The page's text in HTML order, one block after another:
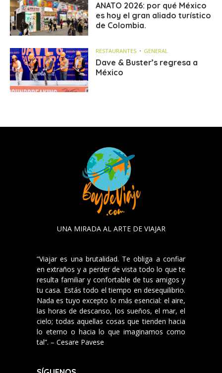
ANATO 2026: por qué México
es hoy el gran aliado turístico
de Colombia.
RESTAURANTES GENERAL
Dave & Buster’s regresa a
México
UNA MIRADA AL ARTE DE VIAJAR
“Viajar es una brutalidad. Te obliga a confiar
en extraños y a perder de vista todo lo que te
resulta familiar y confortable de tus amigos y
tu casa. Estás todo el tiempo en desequilibrio.
Nada es tuyo excepto lo más esencial: el aire,
las horas de descanso, los sueños, el mar, el
cielo; todas aquellas cosas que tienden hacia
lo eterno o hacia lo que imaginamos como
tal”. – Cesare Pavese